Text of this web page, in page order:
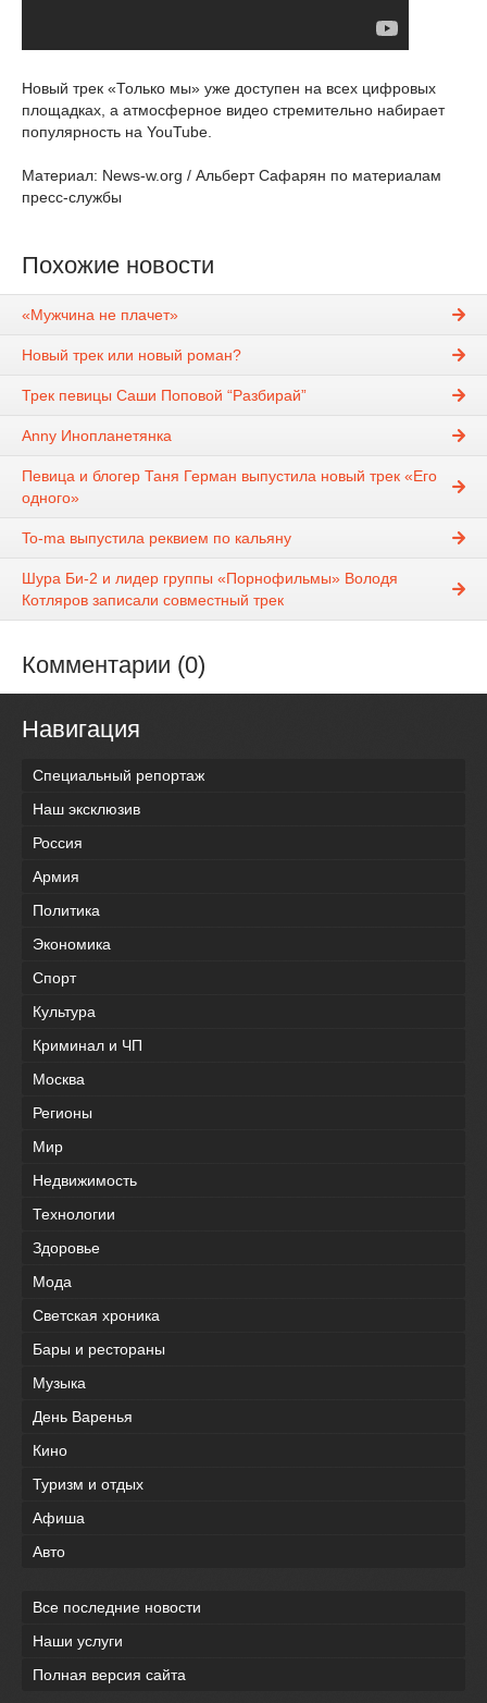
Новый трек «Только мы» уже доступен на всех цифровых
площадках, а атмосферное видео стремительно набирает
популярность на YouTube.
Материал: News-w.org / Альберт Сафарян по материалам
пресс-службы
Похожие новости
«Мужчина не плачет»
Новый трек или новый роман?
Трек певицы Саши Поповой “Разбирай”
Anny Инопланетянка
Певица и блогер Таня Герман выпустила новый трек «Его
одного»
To-ma выпустила реквием по кальяну
Шура Би-2 и лидер группы «Порнофильмы» Володя
Котляров записали совместный трек
Комментарии (0)
Навигация
Специальный репортаж
Наш эксклюзив
Россия
Армия
Политика
Экономика
Спорт
Культура
Криминал и ЧП
Москва
Регионы
Мир
Недвижимость
Технологии
Здоровье
Мода
Светская хроника
Бары и рестораны
Музыка
День Варенья
Кино
Туризм и отдых
Афиша
Авто
Все последние новости
Наши услуги
Полная версия сайта